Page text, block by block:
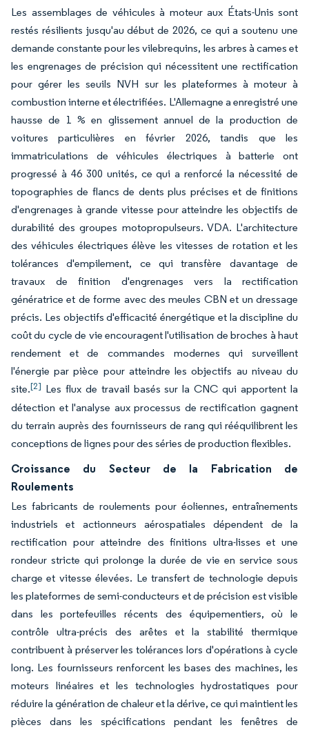
Les assemblages de véhicules à moteur aux États-Unis sont
restés résilients jusqu'au début de 2026, ce qui a soutenu une
demande constante pour les vilebrequins, les arbres à cames et
les engrenages de précision qui nécessitent une rectification
pour gérer les seuils NVH sur les plateformes à moteur à
combustion interne et électrifiées. L'Allemagne a enregistré une
hausse de 1 % en glissement annuel de la production de
voitures particulières en février 2026, tandis que les
immatriculations de véhicules électriques à batterie ont
progressé à 46 300 unités, ce qui a renforcé la nécessité de
topographies de flancs de dents plus précises et de finitions
d'engrenages à grande vitesse pour atteindre les objectifs de
durabilité des groupes motopropulseurs. VDA. L'architecture
des véhicules électriques élève les vitesses de rotation et les
tolérances d'empilement, ce qui transfère davantage de
travaux de finition d'engrenages vers la rectification
génératrice et de forme avec des meules CBN et un dressage
précis. Les objectifs d'efficacité énergétique et la discipline du
coût du cycle de vie encouragent l'utilisation de broches à haut
rendement et de commandes modernes qui surveillent
l'énergie par pièce pour atteindre les objectifs au niveau du
site.[2] Les flux de travail basés sur la CNC qui apportent la
détection et l'analyse aux processus de rectification gagnent
du terrain auprès des fournisseurs de rang qui rééquilibrent les
conceptions de lignes pour des séries de production flexibles.
Croissance du Secteur de la Fabrication de
Roulements
Les fabricants de roulements pour éoliennes, entraînements
industriels et actionneurs aérospatiales dépendent de la
rectification pour atteindre des finitions ultra-lisses et une
rondeur stricte qui prolonge la durée de vie en service sous
charge et vitesse élevées. Le transfert de technologie depuis
les plateformes de semi-conducteurs et de précision est visible
dans les portefeuilles récents des équipementiers, où le
contrôle ultra-précis des arêtes et la stabilité thermique
contribuent à préserver les tolérances lors d'opérations à cycle
long. Les fournisseurs renforcent les bases des machines, les
moteurs linéaires et les technologies hydrostatiques pour
réduire la génération de chaleur et la dérive, ce qui maintient les
pièces dans les spécifications pendant les fenêtres de